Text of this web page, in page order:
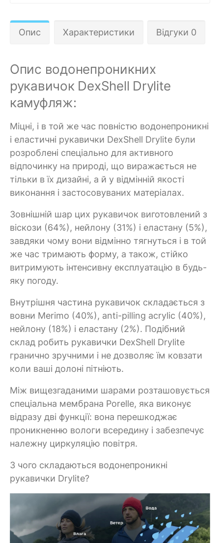
Опис Характеристики Відгуки 0
Опис водонепроникних
рукавичок DexShell Drylite
камуфляж:
Міцні, і в той же час повністю водонепроникні
і еластичні рукавички DexShell Drylite були
розроблені спеціально для активного
відпочинку на природі, що виражається не
тільки в їх дизайні, а й у відмінній якості
виконання і застосовуваних матеріалах.
Зовнішній шар цих рукавичок виготовлений з
віскози (64%), нейлону (31%) і еластану (5%),
завдяки чому вони відмінно тягнуться і в той
же час тримають форму, а також, стійко
витримують інтенсивну експлуатацію в будь-
яку погоду.
Внутрішня частина рукавичок складається з
вовни Merimo (40%), anti-pilling acrylic (40%),
нейлону (18%) і еластану (2%). Подібний
склад робить рукавички DexShell Drylite
гранично зручними і не дозволяє їм ковзати
коли ваші долоні пітніють.
Між вищезгаданими шарами розташовується
спеціальна мембрана Porelle, яка виконує
відразу дві функції: вона перешкоджає
проникненню вологи всередину і забезпечує
належну циркуляцію повітря.
З чого складаються водонепроникні
рукавички Drylite?